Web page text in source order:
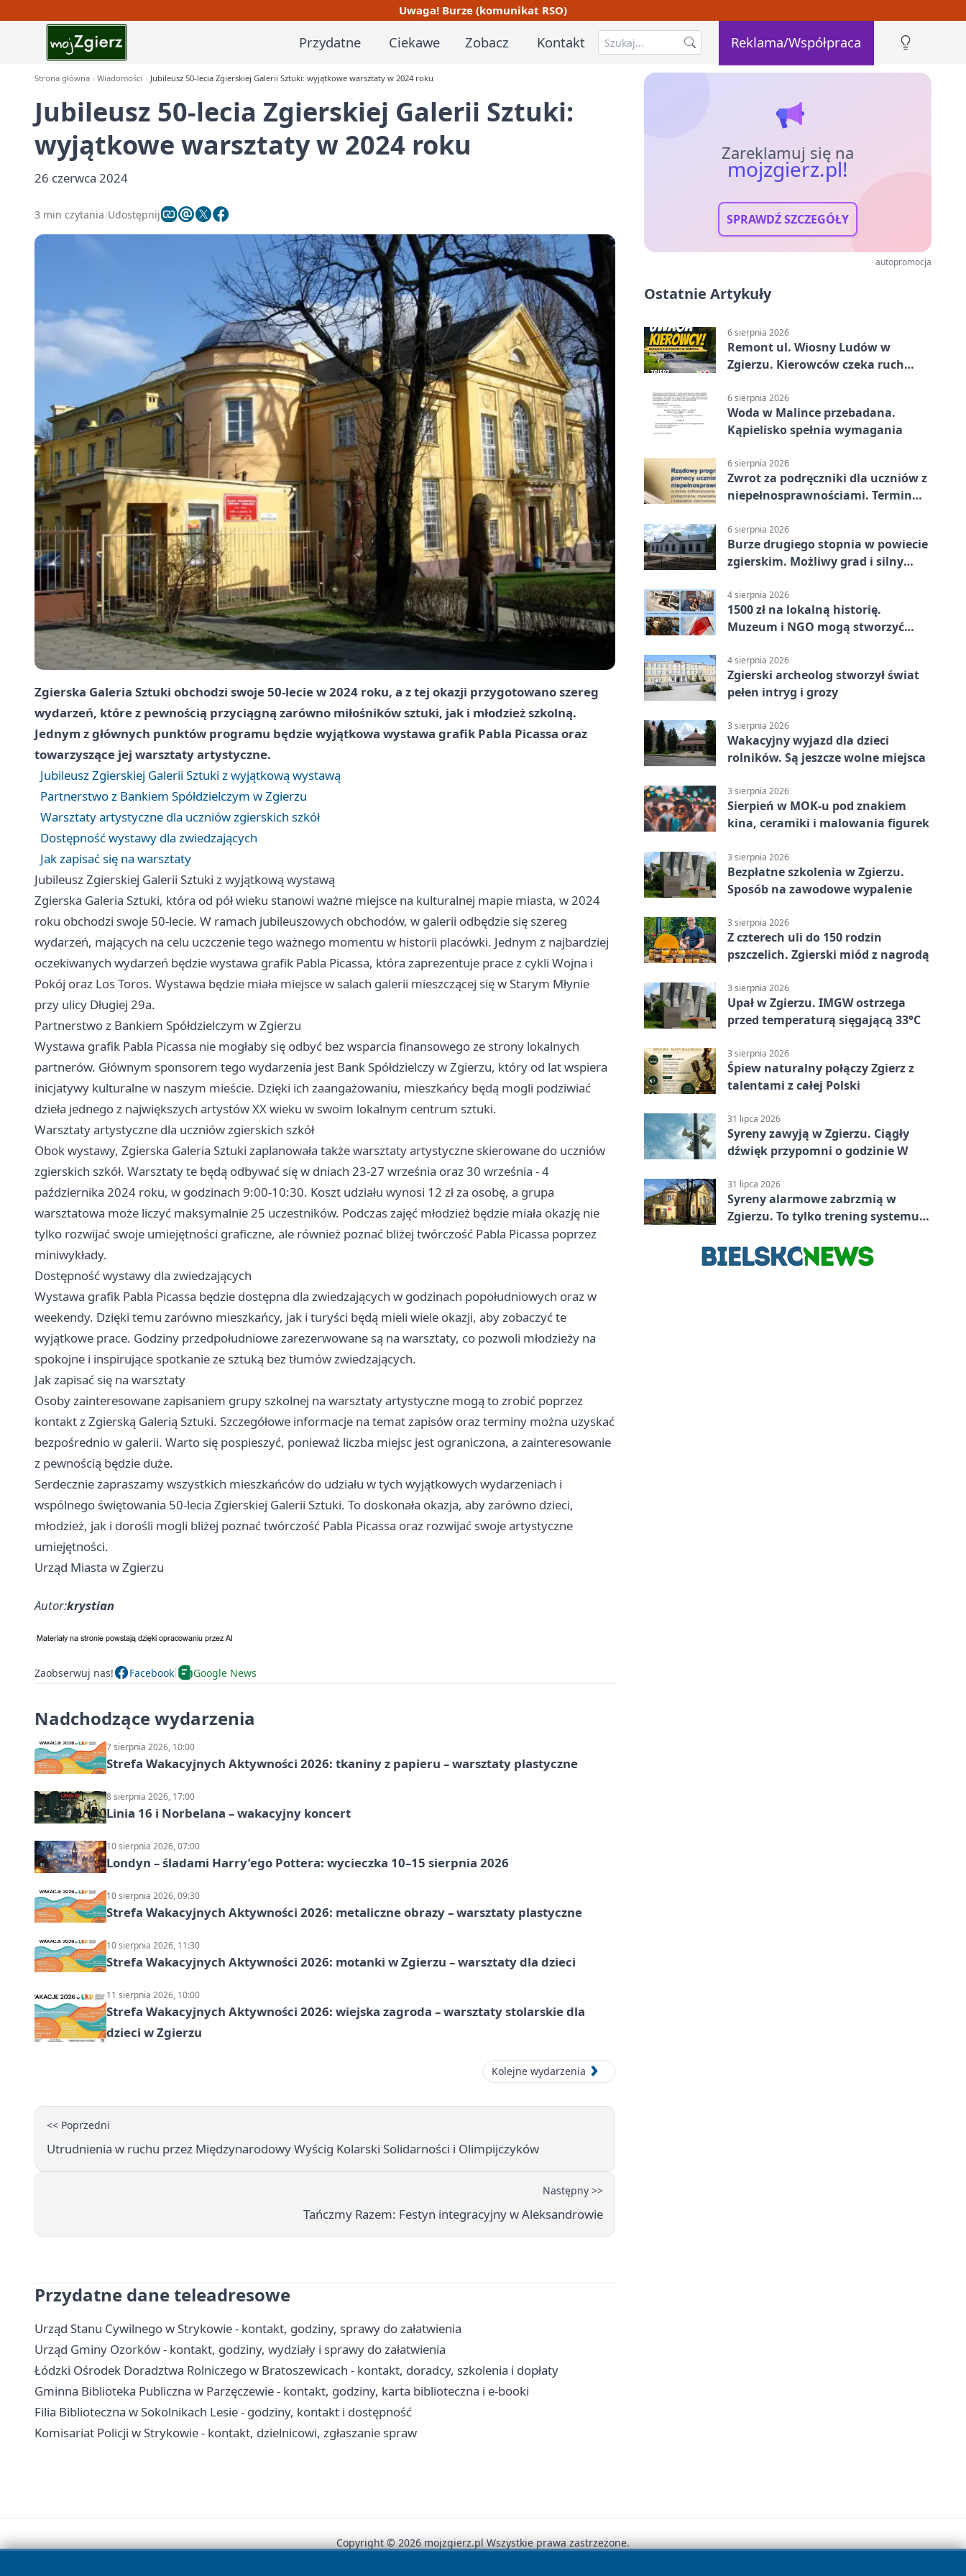
Uwaga! Burze (komunikat RSO)
Przydatne Ciekawe Zobacz Kontakt Reklama/Współpraca
Strona główna Wiadomości Jubileusz 50-lecia Zgierskiej Galerii Sztuki: wyjątkowe warsztaty w 2024 roku
Jubileusz 50-lecia Zgierskiej Galerii Sztuki:
wyjątkowe warsztaty w 2024 roku
26 czerwca 2024
3 min czytania Udostępnij
Zgierska Galeria Sztuki obchodzi swoje 50-lecie w 2024 roku, a z tej okazji przygotowano szereg
wydarzeń, które z pewnością przyciągną zarówno miłośników sztuki, jak i młodzież szkolną.
Jednym z głównych punktów programu będzie wyjątkowa wystawa grafik Pabla Picassa oraz
towarzyszące jej warsztaty artystyczne.
Jubileusz Zgierskiej Galerii Sztuki z wyjątkową wystawą
Partnerstwo z Bankiem Spółdzielczym w Zgierzu
Warsztaty artystyczne dla uczniów zgierskich szkół
Dostępność wystawy dla zwiedzających
Jak zapisać się na warsztaty
Jubileusz Zgierskiej Galerii Sztuki z wyjątkową wystawą
Zgierska Galeria Sztuki, która od pół wieku stanowi ważne miejsce na kulturalnej mapie miasta, w 2024
roku obchodzi swoje 50-lecie. W ramach jubileuszowych obchodów, w galerii odbędzie się szereg
wydarzeń, mających na celu uczczenie tego ważnego momentu w historii placówki. Jednym z najbardziej
oczekiwanych wydarzeń będzie wystawa grafik Pabla Picassa, która zaprezentuje prace z cykli Wojna i
Pokój oraz Los Toros. Wystawa będzie miała miejsce w salach galerii mieszczącej się w Starym Młynie
przy ulicy Długiej 29a.
Partnerstwo z Bankiem Spółdzielczym w Zgierzu
Wystawa grafik Pabla Picassa nie mogłaby się odbyć bez wsparcia finansowego ze strony lokalnych
partnerów. Głównym sponsorem tego wydarzenia jest Bank Spółdzielczy w Zgierzu, który od lat wspiera
inicjatywy kulturalne w naszym mieście. Dzięki ich zaangażowaniu, mieszkańcy będą mogli podziwiać
dzieła jednego z największych artystów XX wieku w swoim lokalnym centrum sztuki.
Warsztaty artystyczne dla uczniów zgierskich szkół
Obok wystawy, Zgierska Galeria Sztuki zaplanowała także warsztaty artystyczne skierowane do uczniów
zgierskich szkół. Warsztaty te będą odbywać się w dniach 23-27 września oraz 30 września - 4
października 2024 roku, w godzinach 9:00-10:30. Koszt udziału wynosi 12 zł za osobę, a grupa
warsztatowa może liczyć maksymalnie 25 uczestników. Podczas zajęć młodzież będzie miała okazję nie
tylko rozwijać swoje umiejętności graficzne, ale również poznać bliżej twórczość Pabla Picassa poprzez
miniwykłady.
Dostępność wystawy dla zwiedzających
Wystawa grafik Pabla Picassa będzie dostępna dla zwiedzających w godzinach popołudniowych oraz w
weekendy. Dzięki temu zarówno mieszkańcy, jak i turyści będą mieli wiele okazji, aby zobaczyć te
wyjątkowe prace. Godziny przedpołudniowe zarezerwowane są na warsztaty, co pozwoli młodzieży na
spokojne i inspirujące spotkanie ze sztuką bez tłumów zwiedzających.
Jak zapisać się na warsztaty
Osoby zainteresowane zapisaniem grupy szkolnej na warsztaty artystyczne mogą to zrobić poprzez
kontakt z Zgierską Galerią Sztuki. Szczegółowe informacje na temat zapisów oraz terminy można uzyskać
bezpośrednio w galerii. Warto się pospieszyć, ponieważ liczba miejsc jest ograniczona, a zainteresowanie
z pewnością będzie duże.
Serdecznie zapraszamy wszystkich mieszkańców do udziału w tych wyjątkowych wydarzeniach i
wspólnego świętowania 50-lecia Zgierskiej Galerii Sztuki. To doskonała okazja, aby zarówno dzieci,
młodzież, jak i dorośli mogli bliżej poznać twórczość Pabla Picassa oraz rozwijać swoje artystyczne
umiejętności.
Urząd Miasta w Zgierzu
Autor:krystian
Zaobserwuj nas! Facebook Google News
Nadchodzące wydarzenia
7 sierpnia 2026, 10:00
Strefa Wakacyjnych Aktywności 2026: tkaniny z papieru – warsztaty plastyczne
8 sierpnia 2026, 17:00
Linia 16 i Norbelana – wakacyjny koncert
10 sierpnia 2026, 07:00
Londyn – śladami Harry’ego Pottera: wycieczka 10–15 sierpnia 2026
10 sierpnia 2026, 09:30
Strefa Wakacyjnych Aktywności 2026: metaliczne obrazy – warsztaty plastyczne
10 sierpnia 2026, 11:30
Strefa Wakacyjnych Aktywności 2026: motanki w Zgierzu – warsztaty dla dzieci
11 sierpnia 2026, 10:00
Strefa Wakacyjnych Aktywności 2026: wiejska zagroda – warsztaty stolarskie dla
dzieci w Zgierzu
Kolejne wydarzenia
<< Poprzedni
Utrudnienia w ruchu przez Międzynarodowy Wyścig Kolarski Solidarności i Olimpijczyków
Następny >>
Tańczmy Razem: Festyn integracyjny w Aleksandrowie
Przydatne dane teleadresowe
Urząd Stanu Cywilnego w Strykowie - kontakt, godziny, sprawy do załatwienia
Urząd Gminy Ozorków - kontakt, godziny, wydziały i sprawy do załatwienia
Łódzki Ośrodek Doradztwa Rolniczego w Bratoszewicach - kontakt, doradcy, szkolenia i dopłaty
Gminna Biblioteka Publiczna w Parzęczewie - kontakt, godziny, karta biblioteczna i e-booki
Filia Biblioteczna w Sokolnikach Lesie - godziny, kontakt i dostępność
Komisariat Policji w Strykowie - kontakt, dzielnicowi, zgłaszanie spraw
Zareklamuj się na
mojzgierz.pl!
SPRAWDŹ SZCZEGÓŁY
autopromocja
Ostatnie Artykuły
6 sierpnia 2026
Remont ul. Wiosny Ludów w
Zgierzu. Kierowców czeka ruch
6 sierpnia 2026
Woda w Malince przebadana.
Kąpielisko spełnia wymagania
6 sierpnia 2026
Zwrot za podręczniki dla uczniów z
niepełnosprawnościami. Termin
6 sierpnia 2026
Burze drugiego stopnia w powiecie
zgierskim. Możliwy grad i silny
4 sierpnia 2026
1500 zł na lokalną historię.
Muzeum i NGO mogą stworzyć
4 sierpnia 2026
Zgierski archeolog stworzył świat
pełen intryg i grozy
3 sierpnia 2026
Wakacyjny wyjazd dla dzieci
rolników. Są jeszcze wolne miejsca
3 sierpnia 2026
Sierpień w MOK-u pod znakiem
kina, ceramiki i malowania figurek
3 sierpnia 2026
Bezpłatne szkolenia w Zgierzu.
Sposób na zawodowe wypalenie
3 sierpnia 2026
Z czterech uli do 150 rodzin
pszczelich. Zgierski miód z nagrodą
3 sierpnia 2026
Upał w Zgierzu. IMGW ostrzega
przed temperaturą sięgającą 33°C
3 sierpnia 2026
Śpiew naturalny połączy Zgierz z
talentami z całej Polski
31 lipca 2026
Syreny zawyją w Zgierzu. Ciągły
dźwięk przypomni o godzinie W
31 lipca 2026
Syreny alarmowe zabrzmią w
Zgierzu. To tylko trening systemu
Copyright © 2026 mojzgierz.pl Wszystkie prawa zastrzeżone.